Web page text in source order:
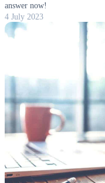
answer now!
4 July 2023